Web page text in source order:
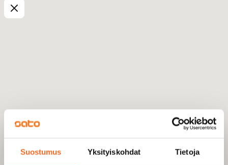
Suostumus Yksityiskohdat Tietoja